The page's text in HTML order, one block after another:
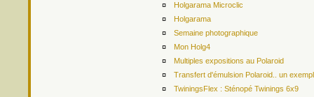
¤
Holgarama Microclic
¤
Holgarama
¤
Semaine photographique
¤
Mon Holg4
¤
Multiples expositions au Polaroid
¤
Transfert d'émulsion Polaroid.. un
¤
TwiningsFlex : Sténopé Twinings 6x9